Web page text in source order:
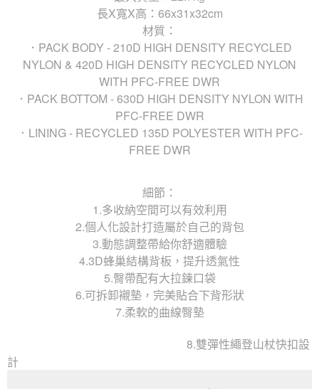
長X寬X高：66x31x32cm
材質：
．PACK BODY - 210D HIGH DENSITY RECYCLED
NYLON & 420D HIGH DENSITY RECYCLED NYLON
WITH PFC-FREE DWR
．PACK BOTTOM - 630D HIGH DENSITY NYLON WITH
PFC-FREE DWR
．LINING - RECYCLED 135D POLYESTER WITH PFC-
FREE DWR
細節：
1.多收納空間可以有效利用
2.個人化設計打造屬於自己的背包
3.動態調整帶給你舒適體驗
4.3D蜂巢結構背板，提升透氣性
5.臀帶配有大拉鍊口袋
6.可拆卸襯墊，完美貼合下背形狀
7.柔軟的曲線臀墊
8.雙彈性繩登山杖快扣設
計